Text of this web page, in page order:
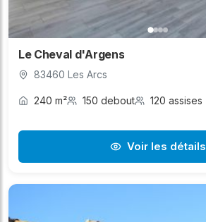
Le Cheval d'Argens
83460 Les Arcs
240 m² 150 debout 120 assises
Voir les détails